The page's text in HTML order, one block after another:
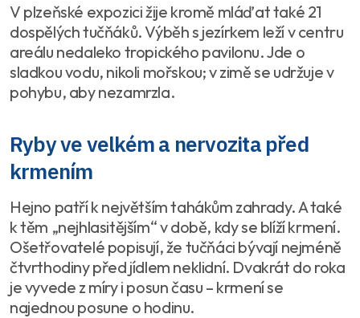
V plzeňské expozici žije kromě mláďat také 21
dospělých tučňáků. Výběh s jezírkem leží v centru
areálu nedaleko tropického pavilonu. Jde o
sladkou vodu, nikoli mořskou; v zimě se udržuje v
pohybu, aby nezamrzla.
Ryby ve velkém a nervozita před
krmením
Hejno patří k největším tahákům zahrady. A také
k těm „nejhlasitějším“ v době, kdy se blíží krmení.
Ošetřovatelé popisují, že tučňáci bývají nejméně
čtvrthodiny před jídlem neklidní. Dvakrát do roka
je vyvede z míry i posun času – krmení se
najednou posune o hodinu.